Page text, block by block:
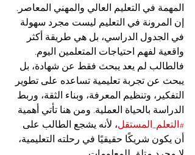
المهمة في التعليم العالي والمهني المعاصر.
إن المرونة في التعليم ليست مجرد سهولة
في الجدول الدراسي، بل هي طريقة أكثر
واقعية لفهم احتياجات المتعلمين اليوم.
فالطالب لم يعد يبحث فقط عن شهادة، بل
يبحث عن تجربة تعليمية تساعده على تطوير
التفكير، وتنظيم المعرفة، وبناء الثقة، وربط
الدراسة بالحياة العملية. ومن هنا تأتي أهمية
#التعلم_المستقل، لأنه يشجع الطالب على
أن يكون شريكًا حقيقيًا في رحلته التعليمية،